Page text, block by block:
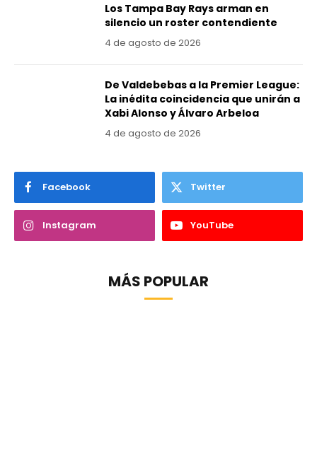
Los Tampa Bay Rays arman en
silencio un roster contendiente
4 de agosto de 2026
De Valdebebas a la Premier League:
La inédita coincidencia que unirán a
Xabi Alonso y Álvaro Arbeloa
4 de agosto de 2026
Facebook Twitter
Instagram YouTube
MÁS POPULAR